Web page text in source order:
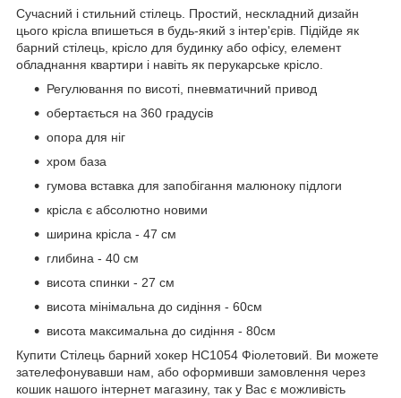
Сучасний і стильний стілець. Простий, нескладний дизайн
цього крісла впишеться в будь-який з інтер'єрів. Підійде як
барний стілець, крісло для будинку або офісу, елемент
обладнання квартири і навіть як перукарське крісло.
Регулювання по висоті, пневматичний привод
обертається на 360 градусів
опора для ніг
хром база
гумова вставка для запобігання малюноку підлоги
крісла є абсолютно новими
ширина крісла - 47 см
глибина - 40 см
висота спинки - 27 см
висота мінімальна до сидіння - 60см
висота максимальна до сидіння - 80см
Купити Стілець барний хокер HC1054 Фіолетовий. Ви можете
зателефонувавши нам, або оформивши замовлення через
кошик нашого інтернет магазину, так у Вас є можливість